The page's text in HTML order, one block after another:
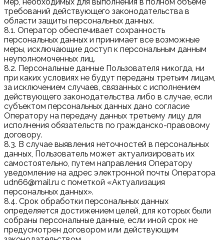
требований действующего законодательства в
области защиты персональных данных.
8.1. Оператор обеспечивает сохранность
персональных данных и принимает все возможные
меры, исключающие доступ к персональным данным
неуполномоченных лиц.
8.2. Персональные данные Пользователя никогда, ни
при каких условиях не будут переданы третьим лицам,
за исключением случаев, связанных с исполнением
действующего законодательства либо в случае, если
субъектом персональных данных дано согласие
Оператору на передачу данных третьему лицу для
исполнения обязательств по гражданско-правовому
договору.
8.3. В случае выявления неточностей в персональных
данных, Пользователь может актуализировать их
самостоятельно, путем направления Оператору
уведомление на адрес электронной почты Оператора
udn66@mail.ru с пометкой «Актуализация
персональных данных».
8.4. Срок обработки персональных данных
определяется достижением целей, для которых были
собраны персональные данные, если иной срок не
предусмотрен договором или действующим